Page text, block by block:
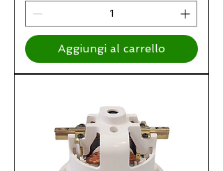
Aggiungi al carrello